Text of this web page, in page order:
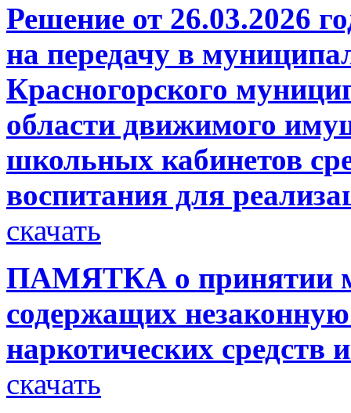
Решение от 26.03.2026
на передачу в
Красногорского
области движимого
школьных кабинетов
воспитания для
скачать
ПАМЯТКА о принятии
содержащих
наркотических средств
скачать